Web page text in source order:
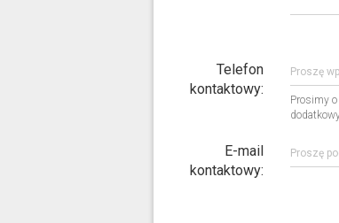
Telefon
kontaktowy:
Prosimy
E-mail
kontaktowy: